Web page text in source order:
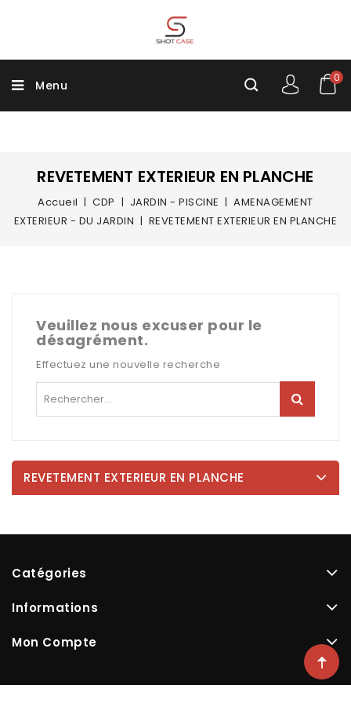
Menu
0
REVETEMENT EXTERIEUR EN PLANCHE
Accueil CDP JARDIN - PISCINE
AMENAGEMENT
EXTERIEUR - DU JARDIN
REVETEMENT EXTERIEUR EN PLANCHE
Veuillez nous excuser pour le
désagrément.
Effectuez une nouvelle recherche
REVETEMENT EXTERIEUR EN PLANCHE
Catégories
Informations
Mon Compte